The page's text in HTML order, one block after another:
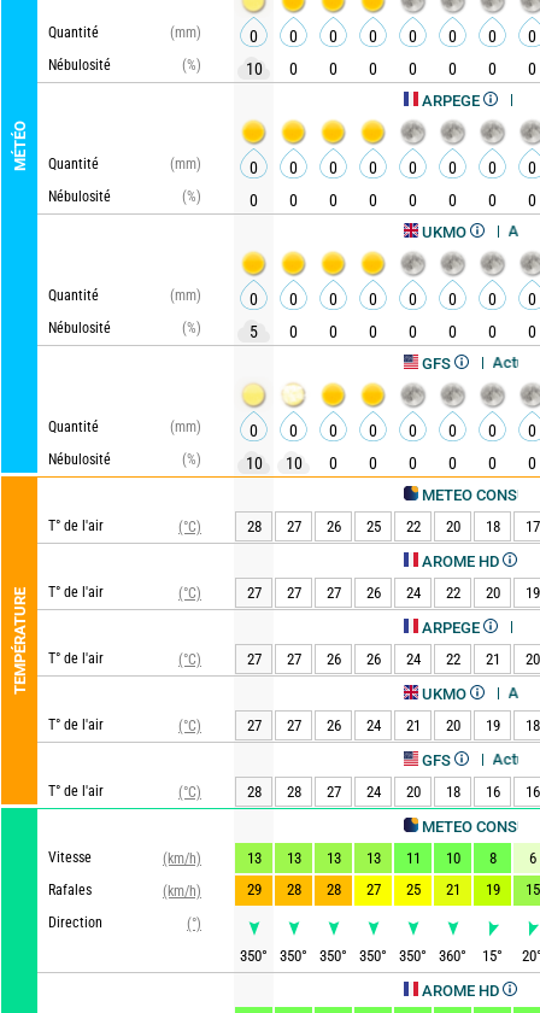
MÉTÉO
Quantité
(mm)
Nébulosité
(%)
Actualisé,
Quantité
(mm)
Nébulosité
(%)
UKMO Actualisé, il
Quantité
(mm)
Nébulosité
(%)
Actualisé, il y a
Quantité
(mm)
Nébulosité
(%)
TEMPÉRATURE
METEO CONSULT
T° de l'air (°C)
AROME HD
T° de l'air (°C)
Actualisé,
T° de l'air (°C)
UKMO Actualisé, il
T° de l'air (°C)
Actualisé, il y a
T° de l'air (°C)
METEO CONSULT
Vitesse
(km/h)
Rafales
(km/h)
Direction
(°)
AROME HD
0 0 0 0 0 0 0
0
10
0 0 0 0 0 0 0
0 0 0 0 0 0 0
0
0
0 0 0 0 0 0 0
0 0 0 0 0 0 0
0
5
0 0 0 0 0 0 0
0 0 0 0 0 0 0
0
10
10 0 0 0 0 0 0
28 27 26 25 22 20 18 17
27 27 27 26 24 22 20 19
27 27 26 26 24 22 21 20
27 27 26 24 21 20 19 18
28 28 27 24 20 18 16 16
13 13 13 13 11 10 8
6
29
28 28 27 25 21 19 15
350° 350° 350° 350° 350° 360° 15° 20